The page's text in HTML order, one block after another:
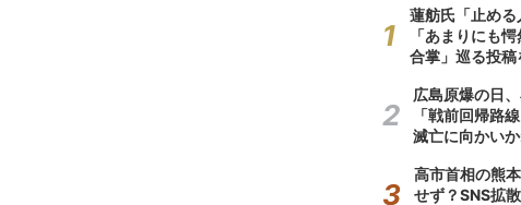
蓮舫氏「止める
「あまりにも
合掌」巡る投稿
広島原爆の日
「戦前回帰路
滅亡に向かいか
高市首相の熊
せず？SNS拡